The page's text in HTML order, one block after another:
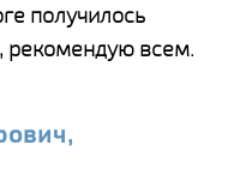
получилось
рекомендую всем.